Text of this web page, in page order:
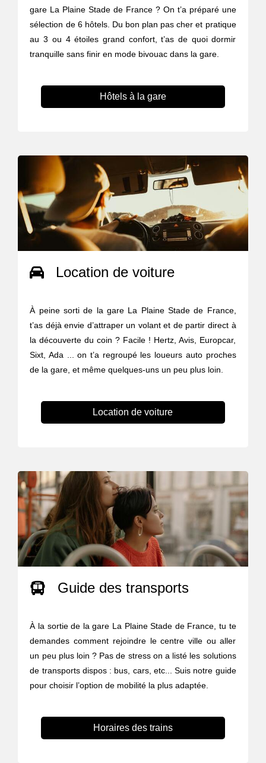
gare La Plaine Stade de France ? On t’a préparé une
sélection de 6 hôtels. Du bon plan pas cher et pratique
au 3 ou 4 étoiles grand confort, t’as de quoi dormir
tranquille sans finir en mode bivouac dans la gare.
Hôtels à la gare
Location de voiture
À peine sorti de la gare La Plaine Stade de France,
t’as déjà envie d’attraper un volant et de partir direct à
la découverte du coin ? Facile ! Hertz, Avis, Europcar,
Sixt, Ada ... on t’a regroupé les loueurs auto proches
de la gare, et même quelques-uns un peu plus loin.
Location de voiture
Guide des transports
À la sortie de la gare La Plaine Stade de France, tu te
demandes comment rejoindre le centre ville ou aller
un peu plus loin ? Pas de stress on a listé les solutions
de transports dispos : bus, cars, etc... Suis notre guide
pour choisir l’option de mobilité la plus adaptée.
Horaires des trains